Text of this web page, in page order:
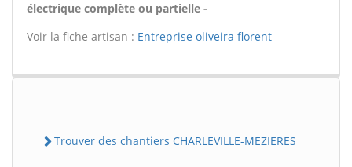
électrique complète ou partielle -
Voir la fiche artisan : Entreprise oliveira florent
Trouver des chantiers CHARLEVILLE-MEZIERES